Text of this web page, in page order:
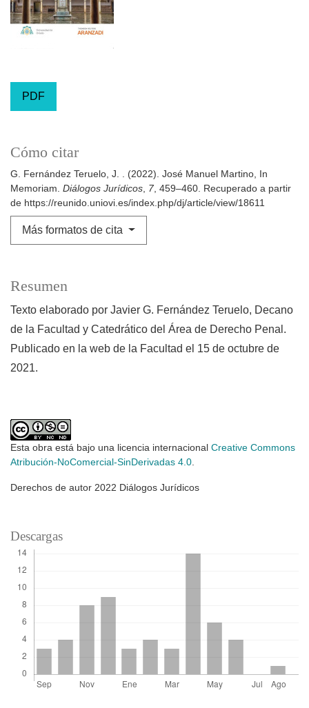
PDF
Cómo citar
G. Fernández Teruelo, J. . (2022). José Manuel Martino, In
Memoriam. Diálogos Jurídicos, 7, 459–460. Recuperado a partir
de https://reunido.uniovi.es/index.php/dj/article/view/18611
Más formatos de cita
Resumen
Texto elaborado por Javier G. Fernández Teruelo, Decano
de la Facultad y Catedrático del Área de Derecho Penal.
Publicado en la web de la Facultad el 15 de octubre de
2021.
Esta obra está bajo una licencia internacional Creative Commons
Atribución-NoComercial-SinDerivadas 4.0.
Derechos de autor 2022 Diálogos Jurídicos
Descargas